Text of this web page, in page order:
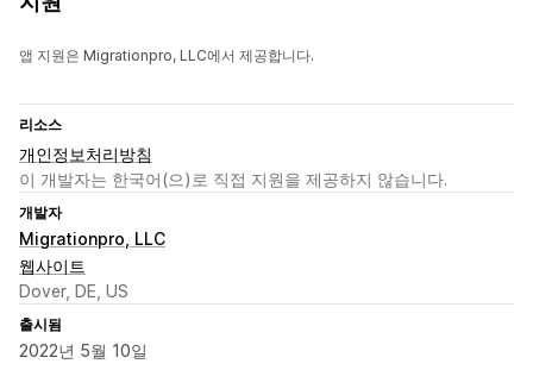
앱 지원은 Migrationpro, LLC에서 제공합니다.
리소스
개인정보처리방침
이 개발자는 한국어(으)로 직접 지원을 제공하지 않습니다.
개발자
Migrationpro, LLC
웹사이트
Dover, DE, US
출시됨
2022년 5월 10일